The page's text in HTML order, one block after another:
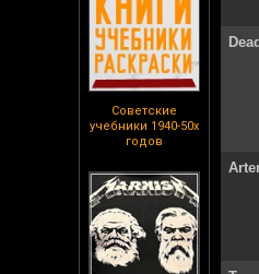
Советские
учебники 1940-50х
годов